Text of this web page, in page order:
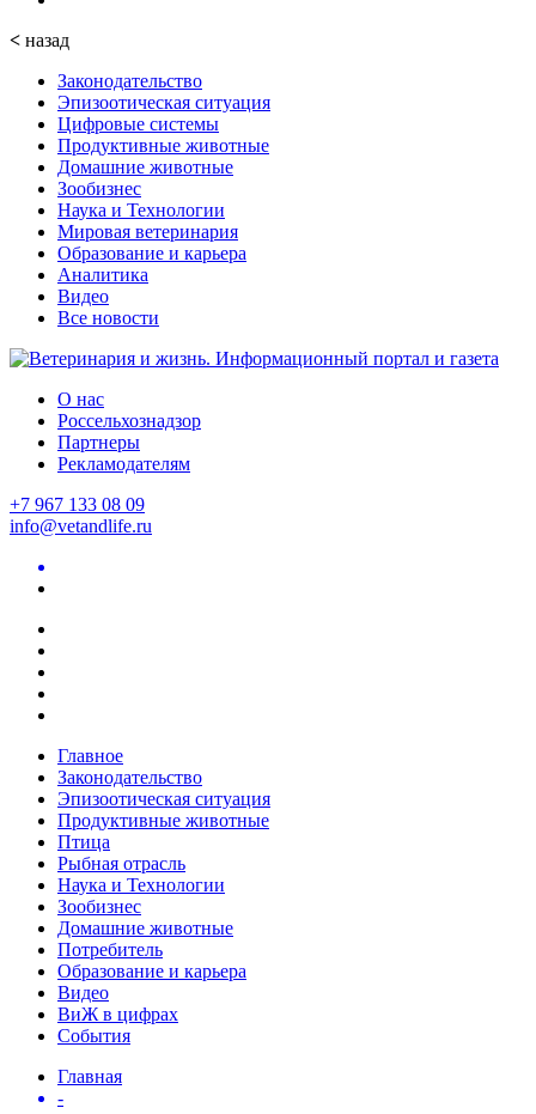
< назад
Законодательство
Эпизоотическая ситуация
Цифровые системы
Продуктивные животные
Домашние животные
Зообизнес
Наука и Технологии
Мировая ветеринария
Образование и карьера
Аналитика
Видео
Все новости
О нас
Россельхознадзор
Партнеры
Рекламодателям
+7 967 133 08 09
info@vetandlife.ru
Главное
Законодательство
Эпизоотическая ситуация
Продуктивные животные
Птица
Рыбная отрасль
Наука и Технологии
Зообизнес
Домашние животные
Потребитель
Образование и карьера
Видео
ВиЖ в цифрах
События
Главная
-